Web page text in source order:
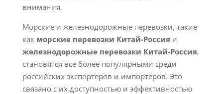
внимания.
Морские и железнодорожные перевозки, такие
как морские перевозки Китай-Россия и
железнодорожные перевозки Китай-Россия,
становятся все более популярными среди
российских экспортеров и импортеров. Это
связано с их доступностью и эффективностью